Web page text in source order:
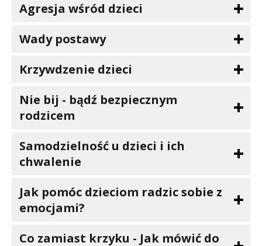
Agresja wśród dzieci
Wady postawy
Krzywdzenie dzieci
Nie bij - bądź bezpiecznym
rodzicem
Samodzielność u dzieci i ich
chwalenie
Jak pomóc dzieciom radzic sobie z
emocjami?
Co zamiast krzyku - Jak mówić do